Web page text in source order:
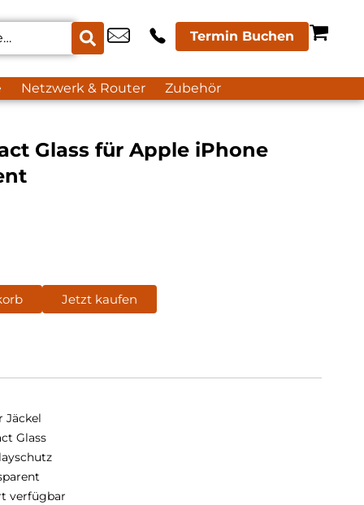
Termin Buchen
Netzwerk & Router Zubehör
Glass für Apple iPhone
Jetzt kaufen
Jäckel
Glass
verfügbar